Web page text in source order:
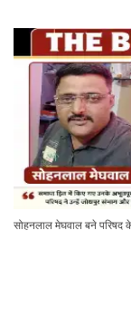
सोहनलाल मेघवाल बने परिषद के